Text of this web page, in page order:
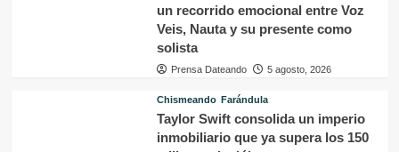
un recorrido emocional entre Voz
Veis, Nauta y su presente como
solista
Prensa Dateando 5 agosto, 2026
Chismeando Farándula
Taylor Swift consolida un imperio
inmobiliario que ya supera los 150